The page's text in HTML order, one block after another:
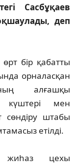
Сасбұқаев
деп
бір қабатты
орналасқан
алғашқы
күштері мен
штабы
етілді.
жиһаз цехы